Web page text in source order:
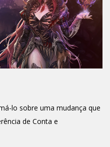
lo sobre uma mudança que
de Conta e